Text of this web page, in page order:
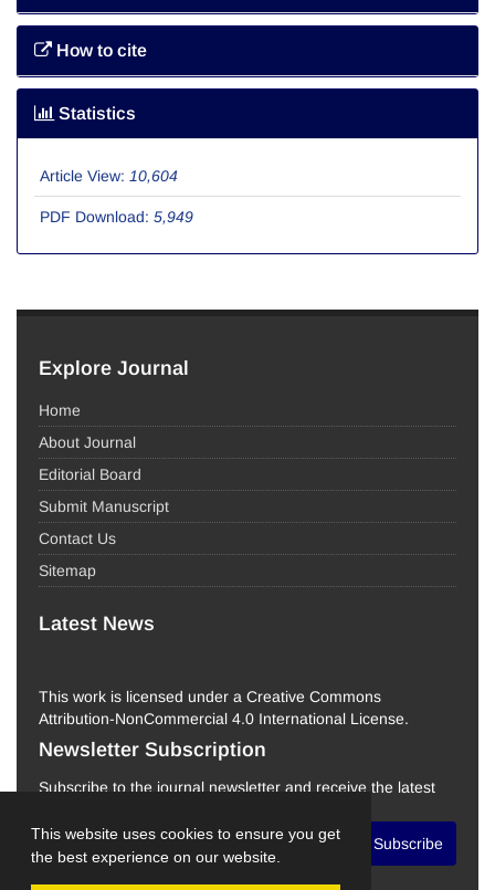
This website uses cookies to ensure you get
the best experience on our website.
How to cite
Statistics
Article View: 10,604
PDF Download: 5,949
Explore Journal
Home
About Journal
Editorial Board
Submit Manuscript
Contact Us
Sitemap
Latest News
This work is licensed under a Creative Commons
Attribution-NonCommercial 4.0 International License.
Newsletter Subscription
Subscribe to the journal newsletter and receive the latest
Subscribe